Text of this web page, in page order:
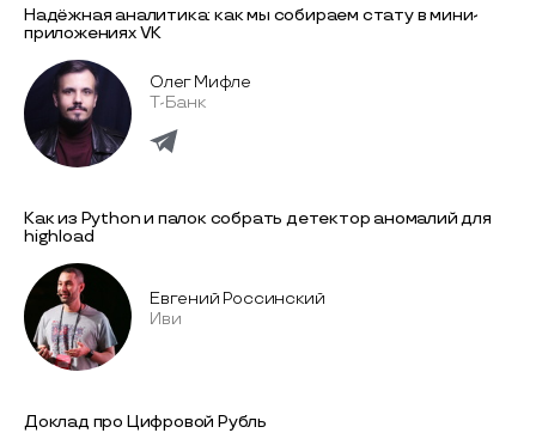
Надёжная аналитика: как мы собираем стату в мини-
приложениях VK
Олег Мифле
Т-Банк
Как из Python и палок собрать детектор аномалий для
highload
Евгений Россинский
Иви
Доклад про Цифровой Рубль